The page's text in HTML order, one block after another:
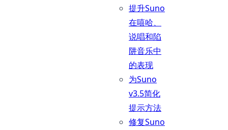
提升Suno
在嘻哈、
说唱和陷
阱音乐中
的表现
为Suno
v3.5简化
提示方法
修复Suno